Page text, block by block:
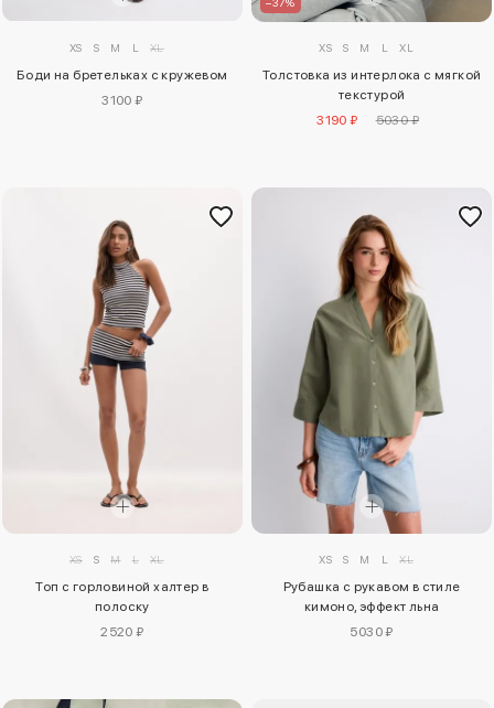
XS S M L XL
Боди на бретельках с кружевом
3100 ₽
XS S M L XL
Толстовка из интерлока с мягкой
текстурой
3190 ₽
5030 ₽
XS S M L XL
Топ с горловиной халтер в
полоску
2520 ₽
XS S M L XL
Рубашка с рукавом в стиле
кимоно, эффект льна
5030 ₽